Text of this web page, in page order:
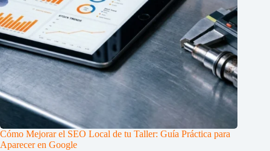
Cómo Mejorar el SEO Local de tu Taller: Guía Práctica para
Aparecer en Google